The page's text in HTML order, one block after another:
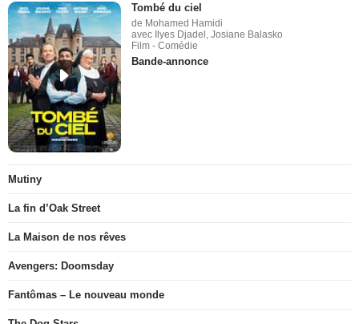
Tombé du ciel
de Mohamed Hamidi
avec Ilyes Djadel, Josiane Balasko
Film - Comédie
Bande-annonce
Mutiny
La fin d’Oak Street
La Maison de nos rêves
Avengers: Doomsday
Fantômas – Le nouveau monde